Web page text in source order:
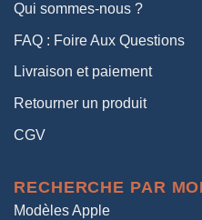
Qui sommes-nous ?
FAQ : Foire Aux Questions
Livraison et paiement
Retourner un produit
CGV
RECHERCHE PAR
Modèles Apple